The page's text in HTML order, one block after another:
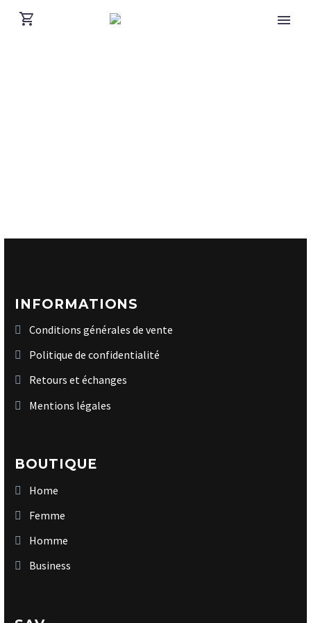
INFORMATIONS
Conditions générales de vente
Politique de confidentialité
Retours et échanges
Mentions légales
BOUTIQUE
Home
Femme
Homme
Business